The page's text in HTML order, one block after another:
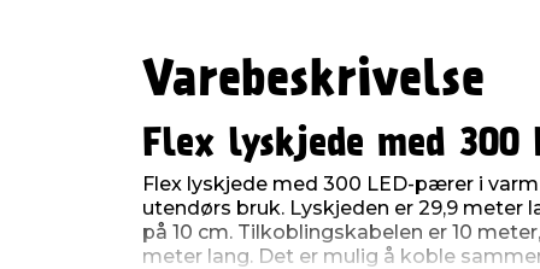
Varebeskrivelse
Flex lyskjede med 300
Flex lyskjede med 300 LED-pærer i
utendørs bruk. Lyskjeden er 29,9 meter
på 10 cm. Tilkoblingskabelen er 10
meter lang. Det er mulig å koble